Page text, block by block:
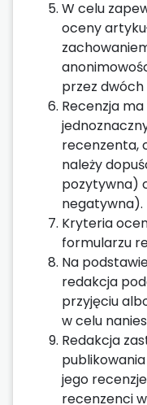
W celu
oceny
przez
Recenzja
recenzenta,
należy
pozytywna)
negatywna).
Kryteria
formularzu
Na
redakcja
przyjęciu
w celu
Redakcja
jego
recenzenci